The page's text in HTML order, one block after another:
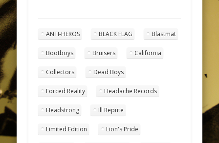
ANTI-HEROS BLACK FLAG Blastmat
Bootboys Bruisers California
Collectors Dead Boys
Forced Reality Headache Records
Headstrong Ill Repute
Limited Edition Lion's Pride